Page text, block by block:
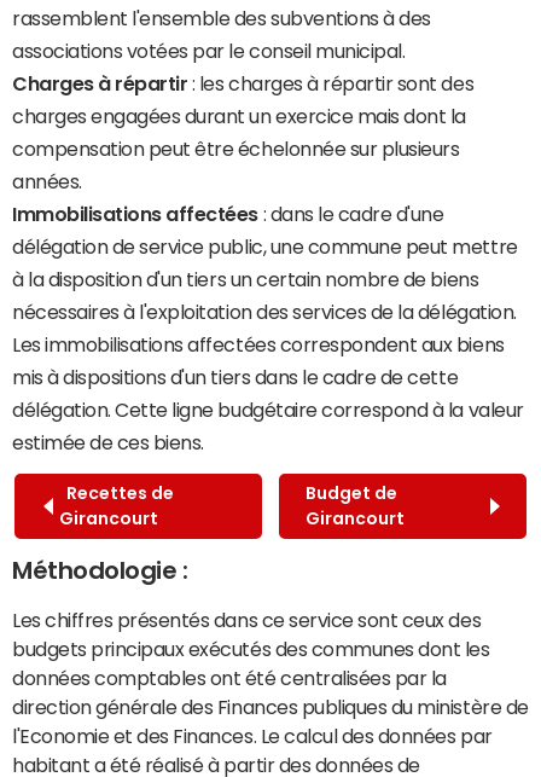
rassemblent l'ensemble des subventions à des
associations votées par le conseil municipal.
Charges à répartir : les charges à répartir sont des
charges engagées durant un exercice mais dont la
compensation peut être échelonnée sur plusieurs
années.
Immobilisations affectées : dans le cadre d'une
délégation de service public, une commune peut mettre
à la disposition d'un tiers un certain nombre de biens
nécessaires à l'exploitation des services de la délégation.
Les immobilisations affectées correspondent aux biens
mis à dispositions d'un tiers dans le cadre de cette
délégation. Cette ligne budgétaire correspond à la valeur
estimée de ces biens.
Recettes de
Girancourt
Budget de
Girancourt
Méthodologie :
Les chiffres présentés dans ce service sont ceux des
budgets principaux exécutés des communes dont les
données comptables ont été centralisées par la
direction générale des Finances publiques du ministère de
l'Economie et des Finances. Le calcul des données par
habitant a été réalisé à partir des données de